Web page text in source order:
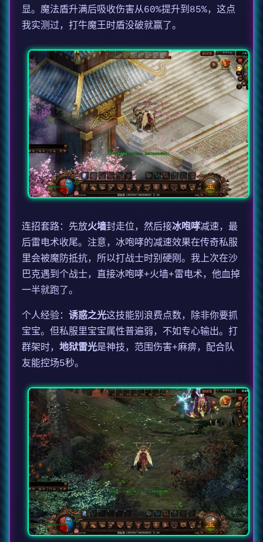
显。魔法盾升满后吸收伤害从60%提升到85%，这点
我实测过，打牛魔王时盾没破就赢了。
连招套路：先放火墙封走位，然后接冰咆哮减速，最
后雷电术收尾。注意，冰咆哮的减速效果在传奇私服
里会被魔防抵抗，所以打战士时别硬刚。我上次在沙
巴克遇到个战士，直接冰咆哮+火墙+雷电术，他血掉
一半就跑了。
个人经验： 诱惑之光这技能别浪费点数，除非你要抓
宝宝。但私服里宝宝属性普遍弱，不如专心输出。打
群架时， 地狱雷光是神技，范围伤害+麻痹，配合队
友能控场5秒。